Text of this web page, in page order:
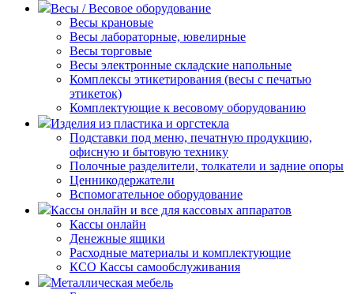
Весы / Весовое оборудование
Весы крановые
Весы лабораторные, ювелирные
Весы торговые
Весы электронные складские напольные
Комплексы этикетирования (весы с печатью
этикеток)
Комплектующие к весовому оборудованию
Изделия из пластика и оргстекла
Подставки под меню, печатную продукцию,
офисную и бытовую технику
Полочные разделители, толкатели и задние опоры
Ценникодержатели
Вспомогательное оборудование
Кассы онлайн и все для кассовых аппаратов
Кассы онлайн
Денежные ящики
Расходные материалы и комплектующие
КСО Кассы самообслуживания
Металлическая мебель